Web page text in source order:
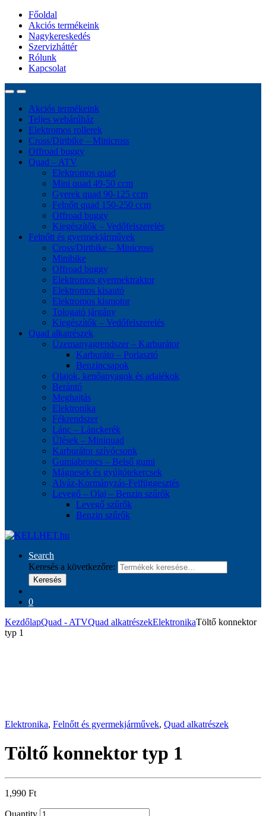
Főoldal
Akciós termékeink
Nagykereskedés
Szervizháttér
Rólunk
Kapcsolat
Akciós termékeink
Teljes webárúház
Elektromos rollerek
Cross/Dirtbike – Minicross
Offroad buggy
Quad – ATV
Elektromos quad
Mini quad 49-50 ccm
Gyerek quad 90-125 ccm
Felnőtt quad 150-250 ccm
Offroad buggy
Kiegészítők – Vedőfelszerelés
Felnőtt és gyermekjárművek
Cross/Dirtbike – Minicross
Minibike
Offroad buggy
Elektromos gyermektraktor
Elektromos kisautó
Elektromos kismotor
Tologató járgány
Kiegészítők – Vedőfelszerelés
Quad alkatrészek
Üzemanyagrendszer – Karburátor
Karburáto – Porlasztó
Benzincsapok
Olajok, kenőanyagok és adalékok
Berántó
Meghajtás
Elektronika
Fékrendszer
Lánc – Lánckerék
Ülések – Miniquad
Karburátor szívócsonk
Gumiabroncs – Belső gumi
Mágnesek és gyújtótekercsek
Alváz-Kormányzás-Felfüggesztés
Levegő – Olaj – Benzin szűrők
Levegő szűrők
Benzin szűrők
Search
Keresés a következőre:
Keresés
0
KezdőlapQuad - ATVQuad alkatrészekElektronikaTöltő konnektor
typ 1
Elektronika, Felnőtt és gyermekjárművek, Quad alkatrészek
Töltő konnektor typ 1
1,990 Ft
Quantity